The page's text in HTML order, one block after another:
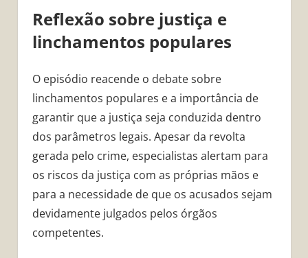
Reflexão sobre justiça e
linchamentos populares
O episódio reacende o debate sobre
linchamentos populares e a importância de
garantir que a justiça seja conduzida dentro
dos parâmetros legais. Apesar da revolta
gerada pelo crime, especialistas alertam para
os riscos da justiça com as próprias mãos e
para a necessidade de que os acusados sejam
devidamente julgados pelos órgãos
competentes.